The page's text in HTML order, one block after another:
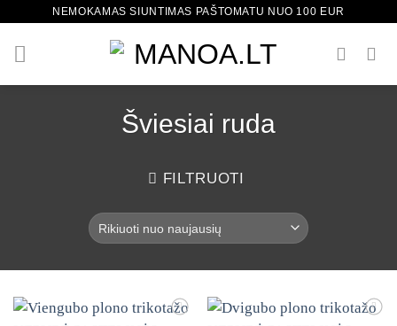
NEMOKAMAS SIUNTIMAS PAŠTOMATU NUO 100 EUR
Šviesiai ruda
FILTRUOTI